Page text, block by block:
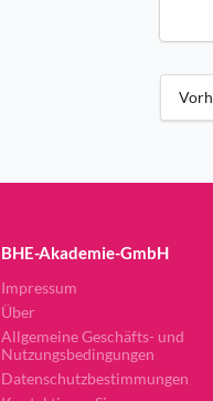
BHE-Akademie-GmbH
Impressum
Über
Allgemeine Geschäfts- und
Nutzungsbedingungen
Datenschutzbestimmungen